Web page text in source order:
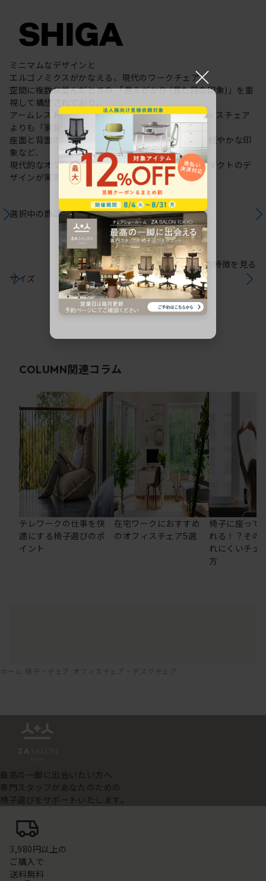
ミニマムなデザインと
エルゴノミクスがかなえる、現代のワークチェア
空間に複数台並んだときの 「見えがかり (見た目の印象)」を重
視して構想されており、
アームレストや背面のシルエットがもたらす、オフィスチェア
よりも「家具」らしい落ち着いた表情、
座面と背面の分割やラインが視覚的に与える空間の軽やかな印
象など、
現代的なオフィスのあり方・働き方を提案するプロダクトのデ
ザインが実現しました。
選択中の商品情報保証注意事項
サイズ
シリーズの特徴を見る
COLUMN関連コラム
テレワークの仕事を快
適にする椅子選びのポ
イント
在宅ワークにおすすめ
のオフィスチェア5選
椅子に座って
れる！？その
れにくいチェ
方
ホーム 椅子・チェア オフィスチェア・デスクチェア
最高の一脚に出会いたい方へ
専門スタッフがあなたのための
椅子選びをサポートいたします。
3,980円以上の
ご購入で
送料無料
×